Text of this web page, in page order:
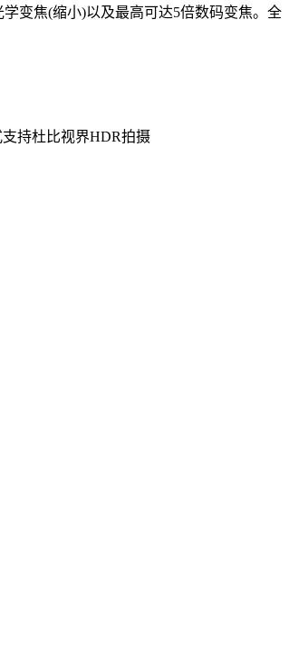
学变焦(缩小)以及最高可达5倍数码变焦。全
持杜比视界HDR拍摄